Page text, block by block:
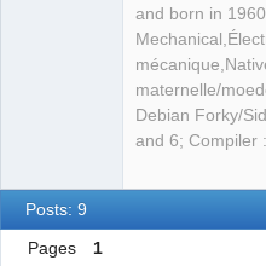
and born in
maternelle/
Debian Forky/
and 6; Compiler
Posts: 9
Pages 1